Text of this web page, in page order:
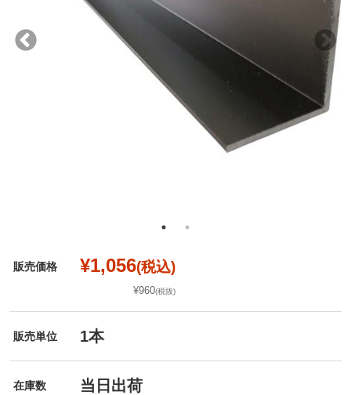
販売価格 ¥1,056(税込)
¥960(税抜)
販売単位 1本
在庫数 当日出荷